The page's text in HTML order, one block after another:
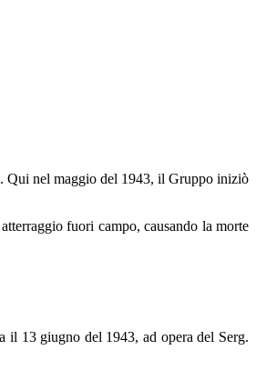
Qui nel maggio del 1943, il Gruppo iniziò
fuori campo, causando la morte
il 13 giugno del 1943, ad opera del Serg.